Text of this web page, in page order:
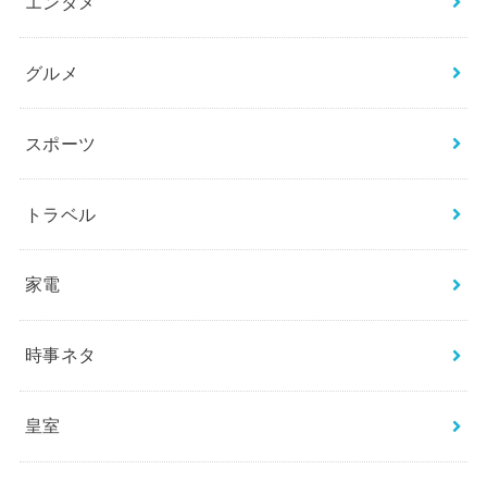
グルメ
スポーツ
トラベル
家電
時事ネタ
皇室